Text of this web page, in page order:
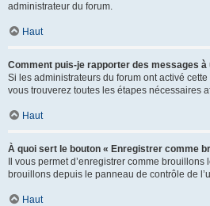
administrateur du forum.
Haut
Comment puis-je rapporter des messages à
Si les administrateurs du forum ont activé
vous trouverez toutes les étapes nécessaires
Haut
À quoi sert le bouton « Enregistrer comme
Il vous permet d’enregistrer comme
brouillons depuis le panneau de contrôle de
Haut